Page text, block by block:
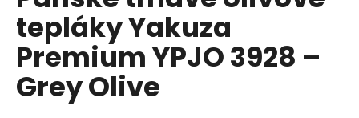
0,0
z
5
hvězdiček.
tepláky Yakuza
Premium YPJO 3928 –
Grey Olive
a
j
í
t
?